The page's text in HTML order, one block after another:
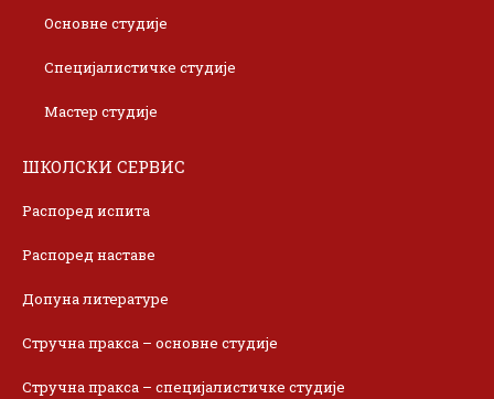
Основне студије
Специјалистичке студије
Мастер студије
ШКОЛСКИ СЕРВИС
Распоред испита
Распоред наставе
Допуна литературе
Стручна пракса – основне студије
Стручна пракса – специјалистичке студије